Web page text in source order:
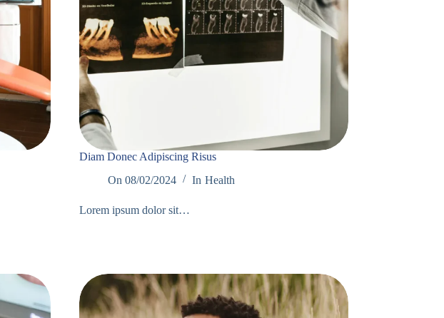
Diam Donec Adipiscing Risus
On 08/02/2024 In Health
Lorem ipsum dolor sit…